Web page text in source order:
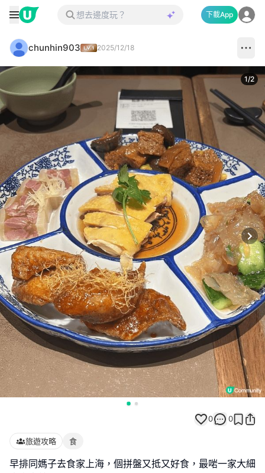
下載App
chunhin903 2025/12/18
1/2
0 0
旅遊攻略 食
早排同媽子去食家上海，個拼盤又抵又好食，最啱一家大細